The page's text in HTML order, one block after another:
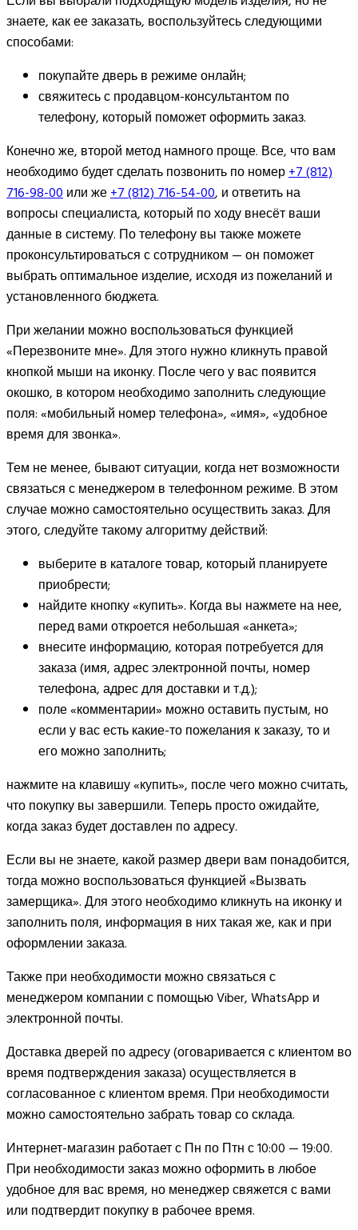
знаете, как ее заказать, воспользуйтесь следующими
способами:
покупайте дверь в режиме онлайн;
свяжитесь с продавцом-консультантом по
телефону, который поможет оформить заказ.
Конечно же, второй метод намного проще. Все, что вам
необходимо будет сделать позвонить по номер+7 (812)
716-98-00или же+7 (812) 716-54-00, и ответить на
вопросы специалиста, который по ходу внесёт ваши
данные в систему. По телефону вы также можете
проконсультироваться с сотрудником — он поможет
выбрать оптимальное изделие, исходя из пожеланий и
установленного бюджета.
При желании можно воспользоваться функцией
«Перезвоните мне». Для этого нужно кликнуть правой
кнопкой мыши на иконку. После чего у вас появится
окошко, в котором необходимо заполнить следующие
поля: «мобильный номер телефона», «имя», «удобное
время для звонка».
Тем не менее, бывают ситуации, когда нет возможности
связаться с менеджером в телефонном режиме. В этом
случае можно самостоятельно осуществить заказ. Для
этого, следуйте такому алгоритму действий:
выберите в каталоге товар, который планируете
приобрести;
найдите кнопку «купить». Когда вы нажмете на нее,
перед вами откроется небольшая «анкета»;
внесите информацию, которая потребуется для
заказа (имя, адрес электронной почты, номер
телефона, адрес для доставки и т.д.);
поле «комментарии» можно оставить пустым, но
если у вас есть какие-то пожелания к заказу, то и
его можно заполнить;
нажмите на клавишу «купить», после чего можно считать,
что покупку вы завершили. Теперь просто ожидайте,
когда заказ будет доставлен по адресу.
Если вы не знаете, какой размер двери вам понадобится,
тогда можно воспользоваться функцией «Вызвать
замерщика». Для этого необходимо кликнуть на иконку и
заполнить поля, информация в них такая же, как и при
оформлении заказа.
Также при необходимости можно связаться с
менеджером компании с помощью Viber, WhatsApp и
электронной почты.
Доставка дверей по адресу (оговаривается с клиентом во
время подтверждения заказа) осуществляется в
согласованное с клиентом время. При необходимости
можно самостоятельно забрать товар со склада.
Интернет-магазин работает с Пн по Птн с 10:00 — 19:00.
При необходимости заказ можно оформить в любое
удобное для вас время, но менеджер свяжется с вами
или подтвердит покупку в рабочее время.